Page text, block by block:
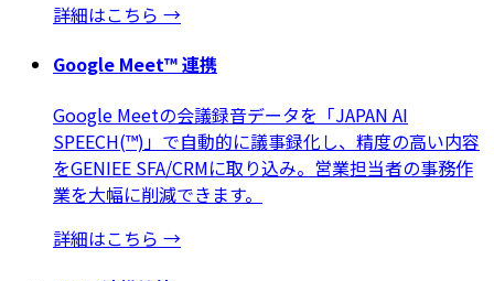
詳細はこちら →
Google Meet™ 連携
Google Meetの会議録音データを「JAPAN AI
SPEECH(™)」で自動的に議事録化し、精度の高い内容
をGENIEE SFA/CRMに取り込み。営業担当者の事務作
業を大幅に削減できます。
詳細はこちら →